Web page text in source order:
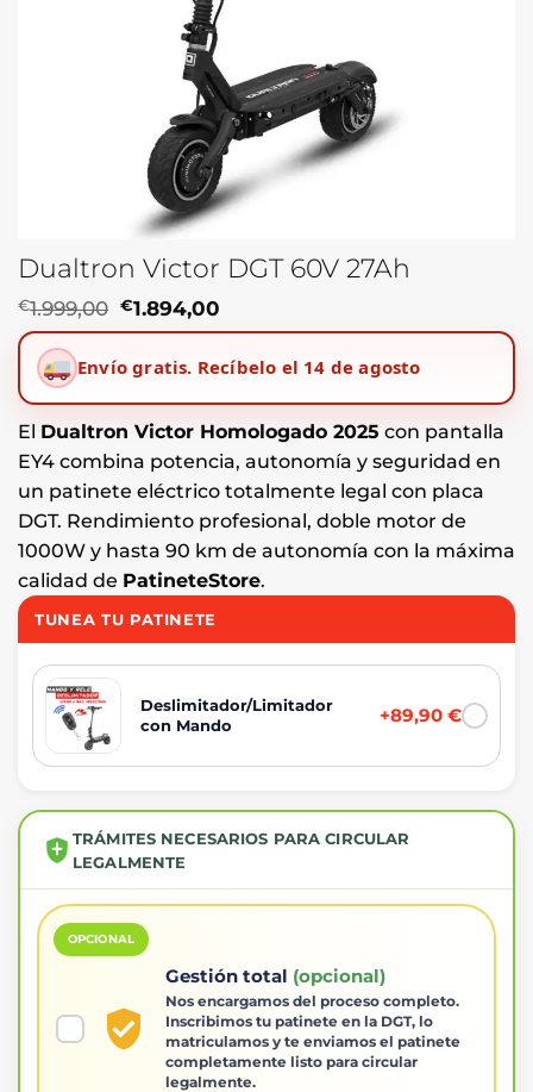
Dualtron Victor DGT 60V 27Ah
€1.999,00 El
precio
era:
€1.894,00
precio
es:
Envío gratis. Recíbelo el 14 de agosto
El Dualtron Victor Homologado 2025 con pantalla
EY4 combina potencia, autonomía y seguridad en
un patinete eléctrico totalmente legal con placa
DGT. Rendimiento profesional, doble motor de
1000W y hasta 90 km de autonomía con la máxima
calidad de PatineteStore.
TUNEA TU PATINETE
Deslimitador/Limitador
con Mando
+89,90 €
TRÁMITES NECESARIOS PARA CIRCULAR
LEGALMENTE
OPCIONAL
Gestión total (opcional)
Nos encargamos del proceso completo.
Inscribimos tu patinete en la DGT, lo
matriculamos y te enviamos el patinete
completamente listo para circular
legalmente.